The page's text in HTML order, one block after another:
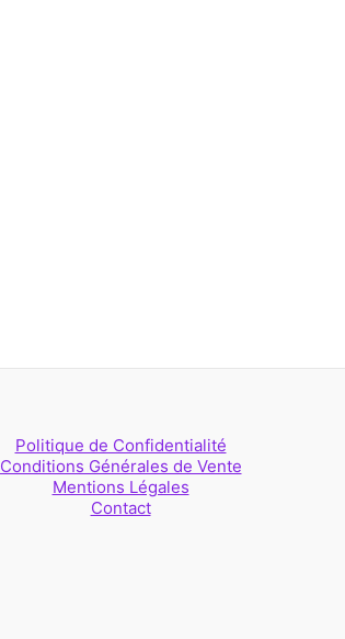
Politique de Confidentialité
Conditions Générales de Vente
Mentions Légales
Contact